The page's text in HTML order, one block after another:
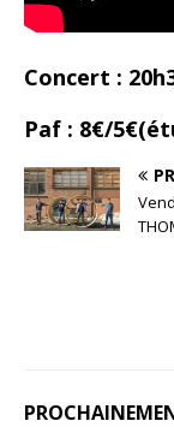
Concert :
Paf : 8€/